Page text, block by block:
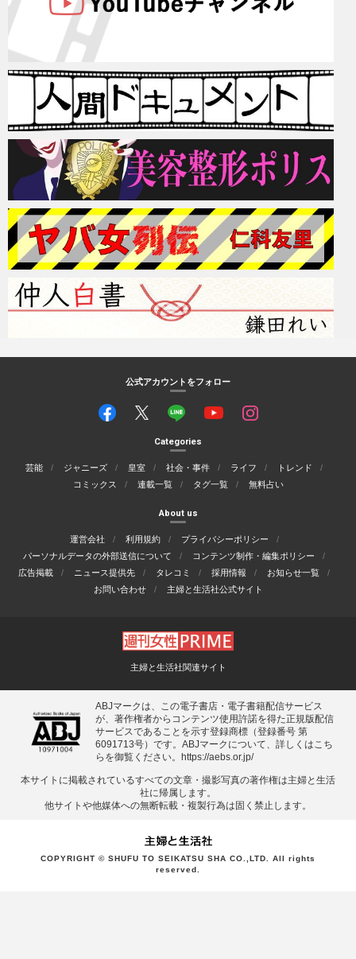
公式アカウントをフォロー
Categories
芸能 ジャニーズ 皇室 社会・事件 ライフ
トレンド
コミックス
連載一覧 タグ一覧 無料占い
About us
運営会社 利用規約
プライバシーポリシー
パーソナルデータの外部送信について
コンテンツ制作・編集ポリシー
広告掲載
ニュース提供先 タレコミ 採用情報
お知らせ一覧
お問い合わせ
主婦と生活社公式サイト
主婦と生活社関連サイト
ABJマークは、この電子書店・電子書籍配信サービス
が、著作権者からコンテンツ使用許諾を得た正規版配信
サービスであることを示す登録商標（登録番号 第
6091713号）です。ABJマークについて、詳しくはこち
らを御覧ください。
https://aebs.or.jp/
本サイトに掲載されているすべての⽂章・撮影写真の著作権は主婦と⽣活
社に帰属します。
他サイトや他媒体への無断転載・複製⾏為は固く禁⽌します。
COPYRIGHT © SHUFU TO SEIKATSU SHA CO.,LTD. All rights
reserved.